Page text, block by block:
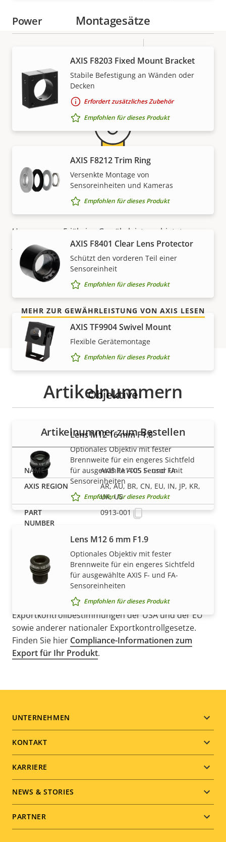
Power
Leistung (durchschnittlich) -
Montagesätze
AXIS F8203 Fixed Mount Bracket
Stabile Befestigung an Wänden oder
Decken
Erfordert zusätzliches Zubehör
Empfohlen für dieses Produkt
AXIS F8212 Trim Ring
Versenkte Montage von
Sensoreinheiten und Kameras
Empfohlen für dieses Produkt
AXIS F8401 Clear Lens Protector
Schützt den vorderen Teil einer
Sensoreinheit
Empfohlen für dieses Produkt
AXIS TF9904 Swivel Mount
Flexible Gerätemontage
Empfohlen für dieses Produkt
Objektive
Lens M12 16 mm F1.8
Optionales Objektiv mit fester
Brennweite für ein engeres Sichtfeld
für ausgewählte AXIS F- und FA-
Sensoreinheiten
Empfohlen für dieses Produkt
Lens M12 6 mm F1.9
Optionales Objektiv mit fester
Brennweite für ein engeres Sichtfeld
für ausgewählte AXIS F- und FA-
Sensoreinheiten
Empfohlen für dieses Produkt
Gewährleistung
5-Jahres-Gewährleistung für
ein sicheres Gefühl
Unsere neue 5-jährige Gewährleistung bietet
jahrelangen störungsfreien Betrieb und Kontrolle
über Ihre Kosten. Es gibt keine Überraschungen im
Kleingedruckten – was wir versprechen, ist genau
das, was Sie bekommen.
MEHR ZUR GEWÄHRLEISTUNG VON AXIS LESEN
Artikelnummern
Artikelnummer zum Bestellen
AXIS FA1105 Sensor Unit
AR, AU, BR, CN, EU, IN, JP, KR,
UK, US
0913-001
HINWEIS
Axis Produkte unterliegen möglicherweise den
Exportkontrollbestimmungen der USA und der EU
sowie anderer nationaler Exportkontrollgesetze.
Finden Sie hier Compliance-Informationen zum
Export für Ihr Produkt.
Footer
menu
UNTERNEHMEN
KONTAKT
KARRIERE
NEWS & STORIES
PARTNER